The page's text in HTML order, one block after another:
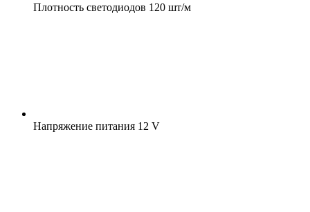
Плотность светодиодов 120 шт/м
Напряжение питания 12 V